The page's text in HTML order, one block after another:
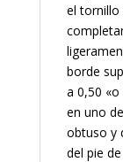
el tornillo
borde
a 0,50
en uno
obtuso y
del pie